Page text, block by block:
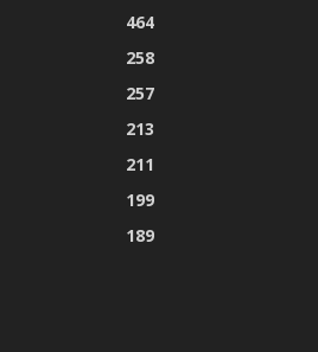
464
258
257
213
211
199
189